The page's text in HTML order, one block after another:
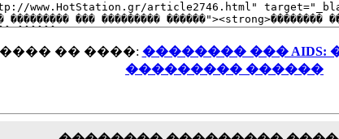
�� ����: �������� ���
��������� ������